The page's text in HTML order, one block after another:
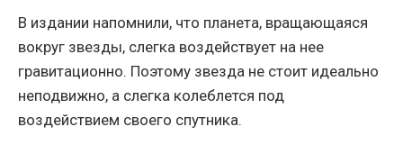
В издании напомнили, что планета, вращающаяся
вокруг звезды, слегка воздействует на нее
гравитационно. Поэтому звезда не стоит идеально
неподвижно, а слегка колеблется под
воздействием своего спутника.